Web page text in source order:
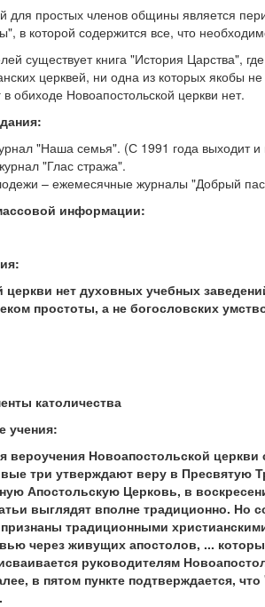
для простых членов общины является
в которой содержится все, что
существует книга "История Царства",
церквей, ни одна из которых якобы
обиходе Новоапостольской церкви нет.
"Наша семья". (С 1991 года выходит и
"Глас стража".
– ежемесячные журналы "Добрый
информации:
нет духовных учебных
простоты, а не богословских
католичества
учения:
Новоапостольской церкви
три утверждают веру в Пресвятую
Апостольскую Церковь, в
выглядят вполне традиционно. Но
традиционными
через живущих апостолов, ...
руководителям
в пятом пункте подтверждается,